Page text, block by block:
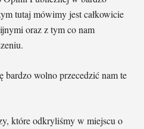
tutaj mówimy jest całkowicie
oraz z tym co nam
bardzo wolno przecedzić nam te
które odkryliśmy w miejscu o